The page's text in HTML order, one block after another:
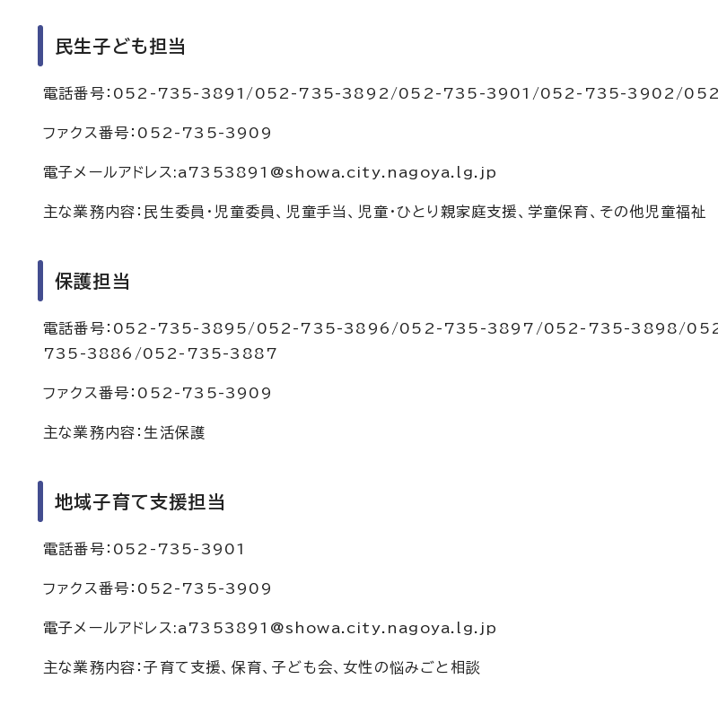
民生子ども担当
電話番号：052-735-3891/052-735-3892/052-735-3901/052-735-3902/
ファクス番号：052-735-3909
電子メールアドレス:a7353891@showa.city.nagoya.lg.jp
主な業務内容：民生委員・児童委員、児童手当、児童・ひとり親家庭支援、学童保育、その他児童福祉
保護担当
電話番号：052-735-3895/052-735-3896/052-735-3897/052-735-3898/
735-3886/052-735-3887
ファクス番号：052-735-3909
主な業務内容：生活保護
地域子育て支援担当
電話番号：052-735-3901
ファクス番号：052-735-3909
電子メールアドレス:a7353891@showa.city.nagoya.lg.jp
主な業務内容：子育て支援、保育、子ども会、女性の悩みごと相談